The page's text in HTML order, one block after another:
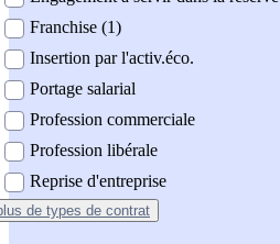
Franchise (1)
Insertion par l'activ.éco.
Portage salarial
Profession commerciale
Profession libérale
Reprise d'entreprise
de types de contrat